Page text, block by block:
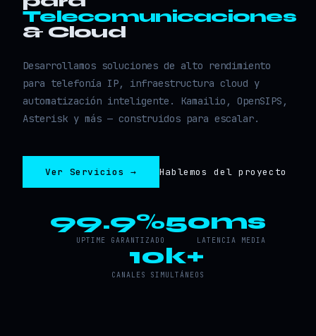
Telecomunicaciones
& Cloud
Desarrollamos soluciones de alto rendimiento
para telefonía IP, infraestructura cloud y
automatización inteligente. Kamailio, OpenSIPS,
Asterisk y más — construidos para escalar.
Ver Servicios → Hablemos del proyecto
99.9%
UPTIME GARANTIZADO
50ms
LATENCIA MEDIA
10k+
CANALES SIMULTÁNEOS